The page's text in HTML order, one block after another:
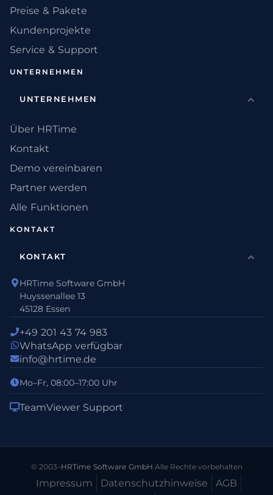
Preise & Pakete
Kundenprojekte
Service & Support
UNTERNEHMEN
UNTERNEHMEN
Über HRTime
Kontakt
Demo vereinbaren
Partner werden
Alle Funktionen
KONTAKT
KONTAKT
HRTime Software GmbH
Huyssenallee 13
45128 Essen
+49 201 43 74 983
WhatsApp verfügbar
info@hrtime.de
Mo–Fr, 08:00–17:00 Uhr
TeamViewer Support
© 2003–HRTime Software GmbH·Alle Rechte vorbehalten
Impressum Datenschutz­hinweise AGB